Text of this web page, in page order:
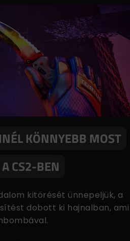
KÖNNYEBB MOST
CS2-BEN
kitörését ünnepeljük, a
dobott ki hajnalban, ami